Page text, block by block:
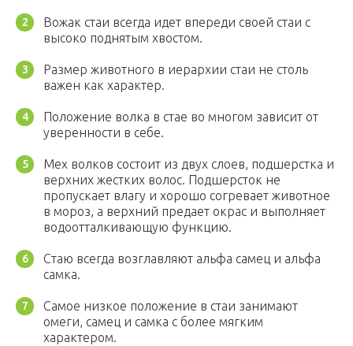
Вожак стаи всегда идет впереди своей стаи с
высоко поднятым хвостом.
Размер животного в иерархии стаи не столь
важен как характер.
Положение волка в стае во многом зависит от
уверенности в себе.
Мех волков состоит из двух слоев, подшерстка и
верхних жестких волос. Подшерсток не
пропускает влагу и хорошо согревает животное
в мороз, а верхний предает окрас и выполняет
водоотталкивающую функцию.
Стаю всегда возглавляют альфа самец и альфа
самка.
Самое низкое положение в стаи занимают
омеги, самец и самка с более мягким
характером.